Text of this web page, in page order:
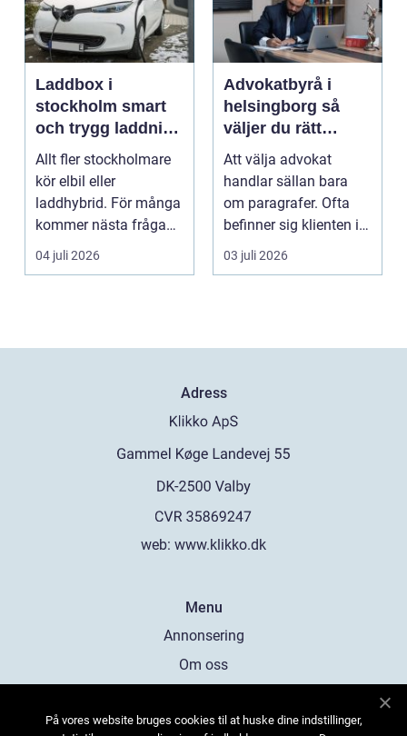
Laddbox i
stockholm smart
och trygg laddning
hemma och på
jobbet
Allt fler stockholmare
kör elbil eller
laddhybrid. För många
kommer nästa fråga
direkt: hur laddar m...
04 juli 2026
Advokatbyrå i
helsingborg så
väljer du rätt
juridiskt stöd
Att välja advokat
handlar sällan bara
om paragrafer. Ofta
befinner sig klienten i
en utsatt situatio...
03 juli 2026
Adress
web: www.klikko.dk
Menu
Annonsering
Om oss
Kontakta oss
På vores website bruges cookies til at huske dine indstillinger,